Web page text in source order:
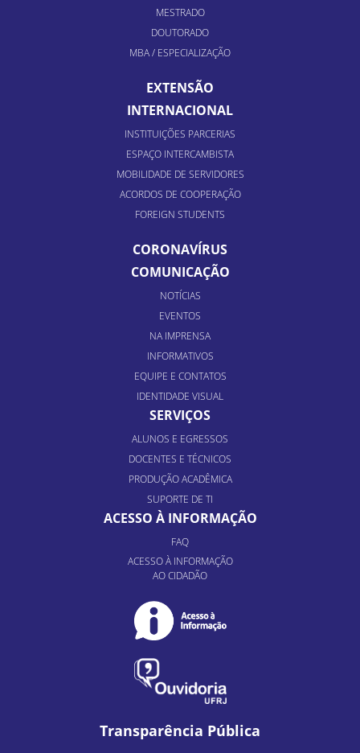
MESTRADO
DOUTORADO
MBA / ESPECIALIZAÇÃO
EXTENSÃO
INTERNACIONAL
INSTITUIÇÕES PARCERIAS
ESPAÇO INTERCAMBISTA
MOBILIDADE DE SERVIDORES
ACORDOS DE COOPERAÇÃO
FOREIGN STUDENTS
CORONAVÍRUS
COMUNICAÇÃO
NOTÍCIAS
EVENTOS
NA IMPRENSA
INFORMATIVOS
EQUIPE E CONTATOS
IDENTIDADE VISUAL
SERVIÇOS
ALUNOS E EGRESSOS
DOCENTES E TÉCNICOS
PRODUÇÃO ACADÊMICA
SUPORTE DE TI
ACESSO À INFORMAÇÃO
FAQ
ACESSO À INFORMAÇÃO
AO CIDADÃO
Transparência Pública